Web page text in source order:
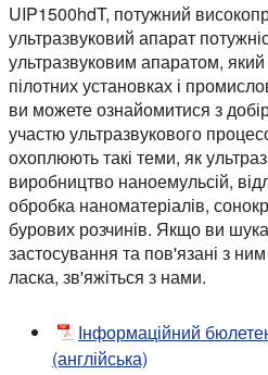
UIP1500hdT, потужний
ультразвуковий апарат
ультразвуковим апаратом,
пілотних установках і
ви можете ознайомитися з
участю ультразвукового
охоплюють такі теми, як
виробництво наноемульсій,
обробка наноматеріалів,
бурових розчинів. Якщо ви
застосування та пов'язані з
ласка, зв'яжіться з нами.
Інформаційний
(англійська)